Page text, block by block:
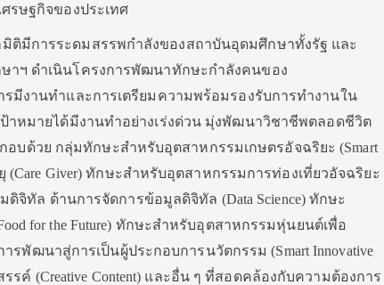
รษฐกิจของประเทศ
มีการระดมสรรพกำลังของสถาบันอุดมศึกษาทั้งรัฐ และ
าฯ ดำเนินโครงการพัฒนาทักษะกำลังคนของ
ารมีงานทำและการเตรียมความพร้อมรองรับการทำงานใน
าหมายได้มีงานทำอย่างเร่งด่วน มุ่งพัฒนาวิชาชีพตลอดชีวิต
กอบด้วย กลุ่มทักษะสำหรับอุตสาหกรรมเกษตรอัจฉริยะ (Smart
(Care Giver) ทักษะสำหรับอุตสาหกรรมการท่องเที่ยวอัจฉริยะ
ดิจิทัล ด้านการจัดการข้อมูลดิจิทัล (Data Science) ทักษะ
for the Future) ทักษะสำหรับอุตสาหกรรมหุ่นยนต์เพื่อ
รพัฒนาสู่การเป็นผู้ประกอบการนวัตกรรม (Smart Innovative
รรค์ (Creative Content) และอื่น ๆ ที่สอดคล้องกับความต้องการ